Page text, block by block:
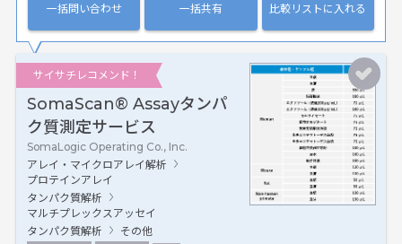
一括問い合わせ 一括共有 比較リストに入れる
サイサチレコメンド！
SomaScan® Assayタンパ
ク質測定サービス
SomaLogic Operating Co., Inc.
アレイ・マイクロアレイ解析
プロテインアレイ
タンパク質解析
マルチプレックスアッセイ
タンパク質解析
その他